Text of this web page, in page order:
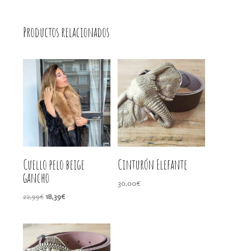
Productos relacionados
Cuello pelo beige
gancho
22,99€El
era:
22,99€.
18,39€El
es:
18,39€.
Cinturón Elefante
30,00€